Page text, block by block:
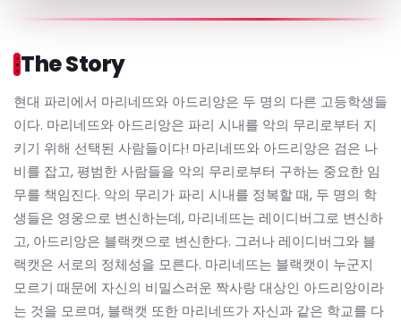
The Story
현대 파리에서 마리네뜨와 아드리앙은 두 명의 다른 고등학생들
이다. 마리네뜨와 아드리앙은 파리 시내를 악의 무리로부터 지
키기 위해 선택된 사람들이다! 마리네뜨와 아드리앙은 검은 나
비를 잡고, 평범한 사람들을 악의 무리로부터 구하는 중요한 임
무를 책임진다. 악의 무리가 파리 시내를 정복할 때, 두 명의 학
생들은 영웅으로 변신하는데, 마리네뜨는 레이디버그로 변신하
고, 아드리앙은 블랙캣으로 변신한다. 그러나 레이디버그와 블
랙캣은 서로의 정체성을 모른다. 마리네뜨는 블랙캣이 누군지
모르기 때문에 자신의 비밀스러운 짝사랑 대상인 아드리앙이라
는 것을 모르며, 블랙캣 또한 마리네뜨가 자신과 같은 학교를 다